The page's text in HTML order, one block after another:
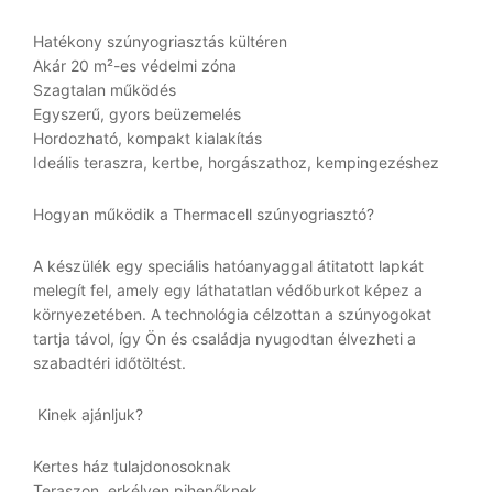
Hatékony szúnyogriasztás kültéren
Akár 20 m²-es védelmi zóna
Szagtalan működés
Egyszerű, gyors beüzemelés
Hordozható, kompakt kialakítás
Ideális teraszra, kertbe, horgászathoz, kempingezéshez
Hogyan működik a Thermacell szúnyogriasztó?
A készülék egy speciális hatóanyaggal átitatott lapkát
melegít fel, amely egy láthatatlan védőburkot képez a
környezetében. A technológia célzottan a szúnyogokat
tartja távol, így Ön és családja nyugodtan élvezheti a
szabadtéri időtöltést.
Kinek ajánljuk?
Kertes ház tulajdonosoknak